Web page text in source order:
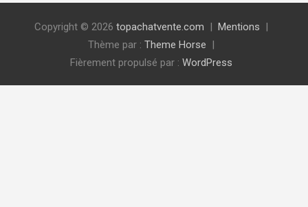
Copyright © 2026 topachatvente.com
Mentions
Thème par : Theme Horse
Fièrement propulsé par : WordPress